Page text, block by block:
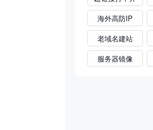
海外高防IP
老域名建站
服务器镜像